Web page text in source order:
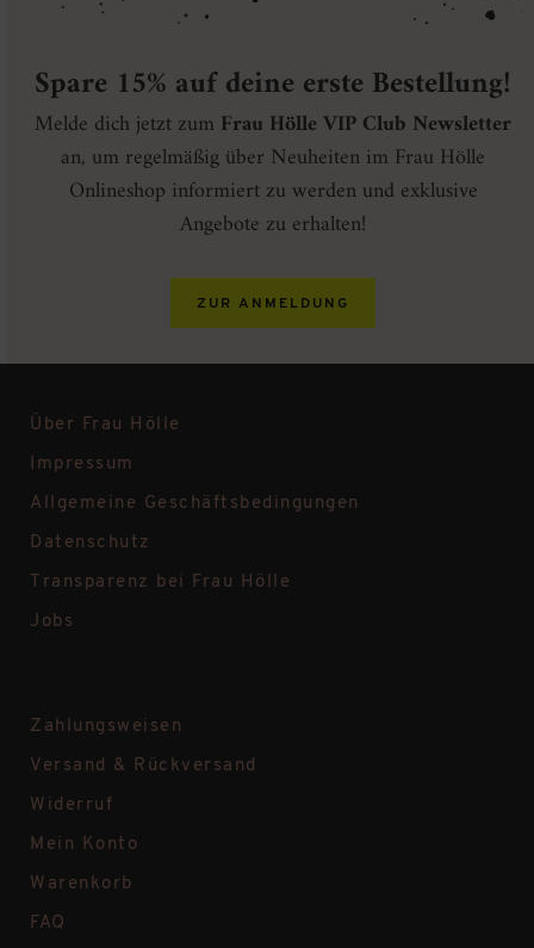
Spare 15% auf deine erste Bestellung!
Melde dich jetzt zum Frau Hölle VIP Club Newsletter
an, um regelmäßig über Neuheiten im Frau Hölle
Onlineshop informiert zu werden und exklusive
Angebote zu erhalten!
ZUR ANMELDUNG
Über Frau Hölle
Impressum
Allgemeine Geschäftsbedingungen
Datenschutz
Transparenz bei Frau Hölle
Jobs
Zahlungsweisen
Versand & Rückversand
Widerruf
Mein Konto
Warenkorb
FAQ